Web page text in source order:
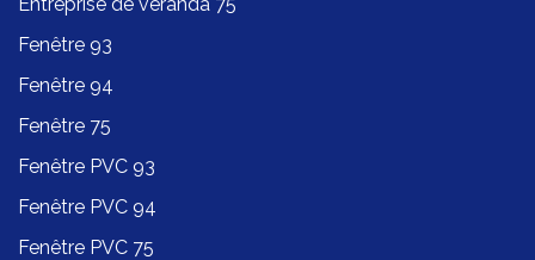
Fenêtre 93
Fenêtre 94
Fenêtre 75
Fenêtre PVC 93
Fenêtre PVC 94
Fenêtre PVC 75